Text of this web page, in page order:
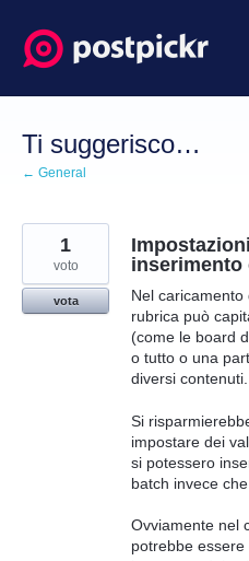
Salta
al
contenuto
Ti suggerisco…
← General
inserimento
Nel
rubrica può
(come le board
o tutto o una
diversi contenuti.
Si
impostare dei
si potessero
batch invece
Ovviamente nel
potrebbe
1
voto
vota